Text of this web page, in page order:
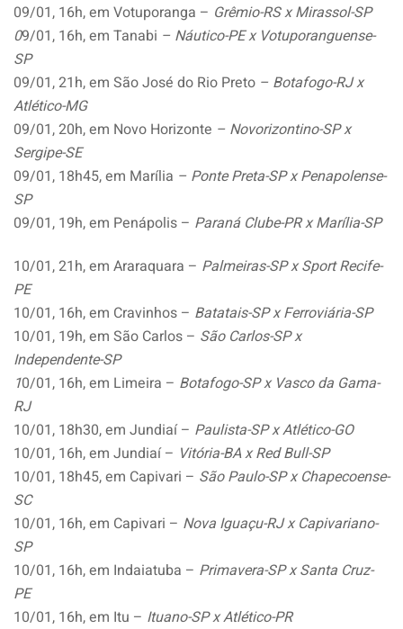
09/01, 16h, em Votuporanga – Grêmio-RS x Mirassol-SP
09/01, 16h, em Tanabi – Náutico-PE x Votuporanguense-
SP
09/01, 21h, em São José do Rio Preto – Botafogo-RJ x
Atlético-MG
09/01, 20h, em Novo Horizonte – Novorizontino-SP x
Sergipe-SE
09/01, 18h45, em Marília – Ponte Preta-SP x Penapolense-
SP
09/01, 19h, em Penápolis – Paraná Clube-PR x Marília-SP
10/01, 21h, em Araraquara – Palmeiras-SP x Sport Recife-
PE
10/01, 16h, em Cravinhos – Batatais-SP x Ferroviária-SP
10/01, 19h, em São Carlos – São Carlos-SP x
Independente-SP
10/01, 16h, em Limeira – Botafogo-SP x Vasco da Gama-
RJ
10/01, 18h30, em Jundiaí – Paulista-SP x Atlético-GO
10/01, 16h, em Jundiaí – Vitória-BA x Red Bull-SP
10/01, 18h45, em Capivari – São Paulo-SP x Chapecoense-
SC
10/01, 16h, em Capivari – Nova Iguaçu-RJ x Capivariano-
SP
10/01, 16h, em Indaiatuba – Primavera-SP x Santa Cruz-
PE
10/01, 16h, em Itu – Ituano-SP x Atlético-PR